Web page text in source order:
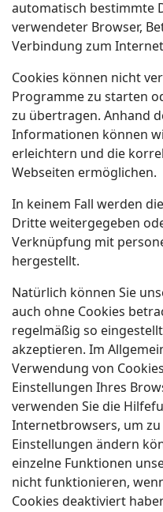
automatisch bestimmte
verwendeter Browser,
Verbindung zum
Cookies können nicht
Programme zu starten
zu übertragen. Anhand
Informationen können
erleichtern und die
Webseiten ermöglichen.
In keinem Fall werden
Dritte weitergegeben
Verknüpfung mit
hergestellt.
Natürlich können Sie
auch ohne Cookies
regelmäßig so
akzeptieren. Im
Verwendung von
Einstellungen Ihres
verwenden Sie die
Internetbrowsers, um
Einstellungen ändern
einzelne Funktionen
nicht funktionieren,
Cookies deaktiviert